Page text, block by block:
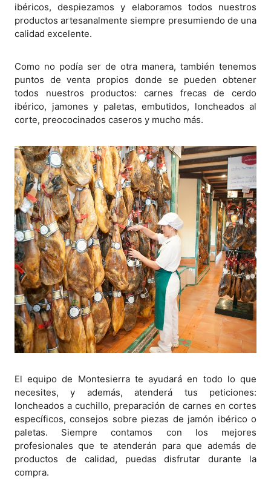
ibéricos, despiezamos y elaboramos todos nuestros
productos artesanalmente siempre presumiendo de una
calidad excelente.
Como no podía ser de otra manera, también tenemos
puntos de venta propios donde se pueden obtener
todos nuestros productos: carnes frecas de cerdo
ibérico, jamones y paletas, embutidos, loncheados al
corte, preococinados caseros y mucho más.
El equipo de Montesierra te ayudará en todo lo que
necesites, y además, atenderá tus peticiones:
loncheados a cuchillo, preparación de carnes en cortes
específicos, consejos sobre piezas de jamón ibérico o
paletas. Siempre contamos con los mejores
profesionales que te atenderán para que además de
productos de calidad, puedas disfrutar durante la
compra.